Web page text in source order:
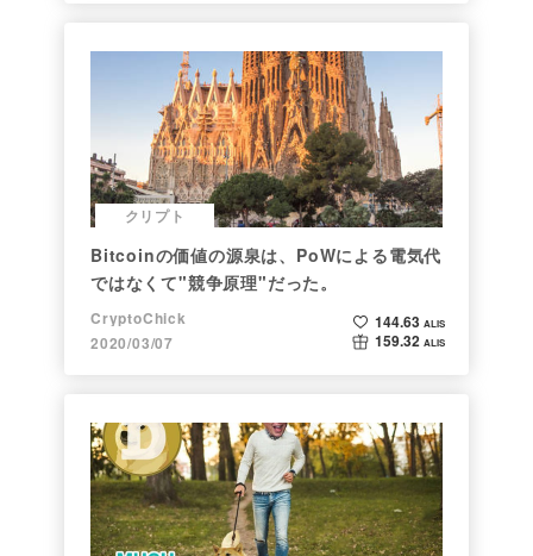
クリプト
Bitcoinの価値の源泉は、PoWによる電気代
ではなくて"競争原理"だった。
CryptoChick
2020/03/07
144.63 ALIS
159.32 ALIS